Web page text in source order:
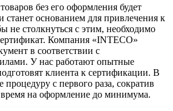
без его оформления будет
станет основанием для привлечения к
не столкнуться с этим, необходимо
Компания «INTECO»
в соответствии с
У нас работают опытные
клиента к сертификации. В
процедуру с первого раза, сократив
на оформление до минимума.